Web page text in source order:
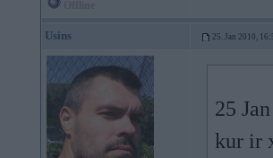
Usins 25. Jan 2010,
25
kur ir